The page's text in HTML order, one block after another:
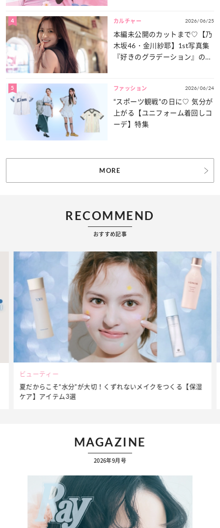
4 カルチャー 2026/06/25
本編未公開のカットまで♡【乃
木坂46・金川紗耶】1st写真集
『好きのグラデーション』の魅
5 ファッション 2026/06/24
“スポーツ観戦”の日に♡ 気分が
上がる【ユニフォーム着回しコ
ーデ】特集
MORE
RECOMMEND
おすすめ記事
ビューティー
夏だからこそ“水分”が大切！くずれないメイクをつくる【保湿
ケア】アイテム3選
MAGAZINE
2026年9月号